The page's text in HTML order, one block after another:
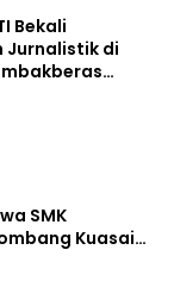
Bekali
SMK
Kuasai